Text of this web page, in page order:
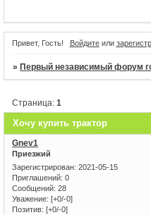
Привет, Гость! Войдитеили
»Первый независимый форум
Хочу купить трактор
Страница:1
Gnev1
Приезжий
Зарегистрирован: 2021-05-15
Приглашений: 0
Сообщений: 28
Уважение: [+0/-0]
Позитив: [+0/-0]